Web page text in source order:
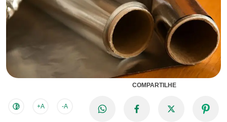
+A -A
COMPARTILHE